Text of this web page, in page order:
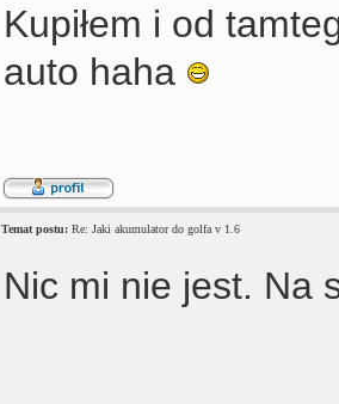
Kupiłem i od
auto haha
Temat postu: Re: Jaki akumulator do golfa v 1.6
Nic mi nie jest. Na